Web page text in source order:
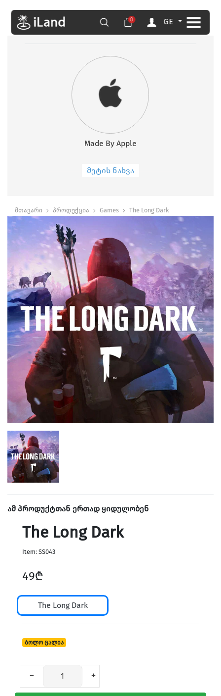
0 GE
Made By Apple
Chargers & Cables
Headphones
Home & Speakers
Holders & Vlog
მეტის ნახვა
მთავარი პროდუქცია Games The Long Dark
ამ პროდუქტთან ერთად ყიდულობენ
The Long Dark
Item: SS043
49₾
The Long Dark
ბოლო ცალია